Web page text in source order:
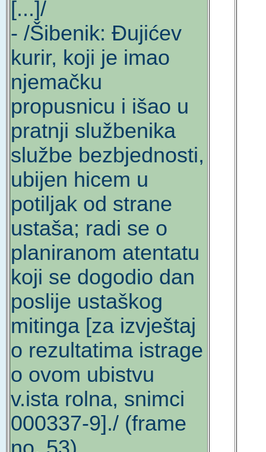
[...]/
- /Šibenik: Đujićev
kurir, koji je imao
njemačku
propusnicu i išao u
pratnji službenika
službe bezbjednosti,
ubijen hicem u
potiljak od strane
ustaša; radi se o
planiranom atentatu
koji se dogodio dan
poslije ustaškog
mitinga [za izvještaj
o rezultatima istrage
o ovom ubistvu
v.ista rolna, snimci
000337-9]./ (frame